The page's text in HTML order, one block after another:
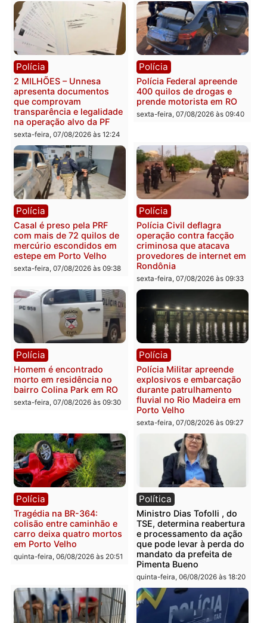
Publicidade
Categorias
Política
Você também vai querer ler...
Polícia
2 MILHÕES – Unnesa
apresenta documentos
que comprovam
transparência e legalidade
na operação alvo da PF
sexta-feira, 07/08/2026 às 12:24
Polícia
Polícia Federal apreende
400 quilos de drogas e
prende motorista em RO
sexta-feira, 07/08/2026 às
Polícia
Casal é preso pela PRF
com mais de 72 quilos de
sexta-feira, 07/08/2026 às 09:38
Polícia
Polícia Civil deflagra
operação contra facção
criminosa que atacava
provedores de internet
Rondônia
sexta-feira, 07/08/2026 às
Polícia
Homem é encontrado
morto em residência no
sexta-feira, 07/08/2026 às 09:30
Polícia
Polícia Militar apreende
explosivos e
durante patrulhamento
fluvial no Rio Madeira em
Porto Velho
sexta-feira, 07/08/2026 às